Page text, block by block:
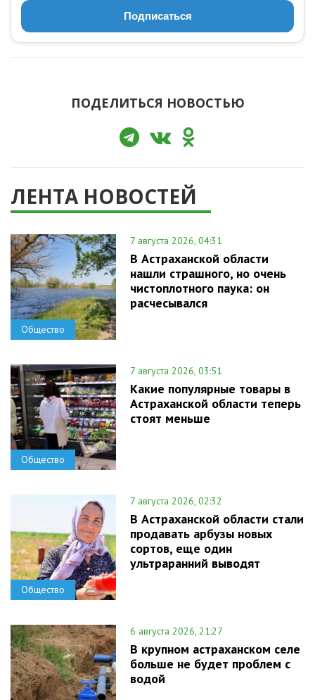
Подписаться
ПОДЕЛИТЬСЯ НОВОСТЬЮ
ЛЕНТА НОВОСТЕЙ
Общество
7 августа 2026, 04:31
В Астраханской области
нашли страшного, но очень
чистоплотного паука: он
расчесывался
Общество
7 августа 2026, 03:51
Какие популярные товары в
Астраханской области теперь
стоят меньше
Общество
7 августа 2026, 02:32
В Астраханской области стали
продавать арбузы новых
сортов, еще один
ультраранний выводят
6 августа 2026, 21:27
В крупном астраханском селе
больше не будет проблем с
водой